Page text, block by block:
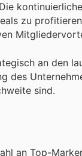
zu
an den
sind.
an Top-